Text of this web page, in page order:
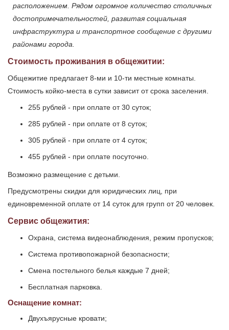
расположением. Рядом огромное количество столичных
достопримечательностей, развитая социальная
инфраструктура и транспортное сообщение с другими
районами города.
Стоимость проживания в общежитии:
Общежитие предлагает 8-ми и 10-ти местные комнаты.
Стоимость койко-места в сутки зависит от срока заселения.
255 рублей - при оплате от 30 суток;
285 рублей - при оплате от 8 суток;
305 рублей - при оплате от 4 суток;
455 рублей - при оплате посуточно.
Возможно размещение с детьми.
Предусмотрены скидки для юридических лиц, при
единовременной оплате от 14 суток для групп от 20 человек.
Сервис общежития:
Охрана, система видеонаблюдения, режим пропусков;
Система противопожарной безопасности;
Смена постельного белья каждые 7 дней;
Бесплатная парковка.
Оснащение комнат:
Двухъярусные кровати;